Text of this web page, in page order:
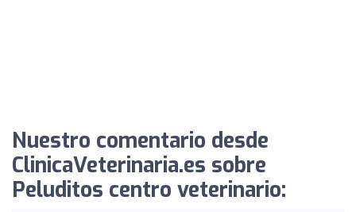
Nuestro comentario desde
ClinicaVeterinaria.es sobre
Peluditos centro veterinario: